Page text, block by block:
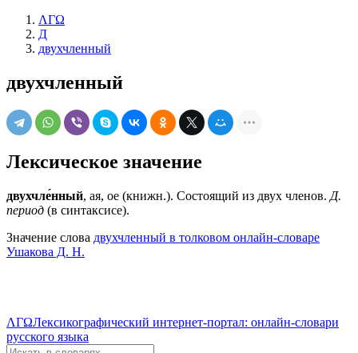
ΛΓΩ
Д
двухчленный
двухчленный
Лексическое значение
двухчле́нный, ая, ое (книжн.). Состоящий из двух членов. Д.
период (в синтаксисе).
Значение слова двухчленный в толковом онлайн-словаре
Ушакова Д. Н.
ΛΓΩЛексикографический интернет-портал: онлайн-словари
русского языка